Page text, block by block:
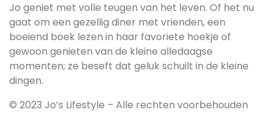
Jo geniet met volle teugen van het leven. Of het nu
gaat om een gezellig diner met vrienden, een
boeiend boek lezen in haar favoriete hoekje of
gewoon genieten van de kleine alledaagse
momenten; ze beseft dat geluk schuilt in de kleine
dingen.
© 2023 Jo’s Lifestyle – Alle rechten voorbehouden